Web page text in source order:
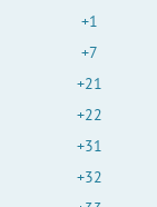
+1
+7
+21
+22
+31
+32